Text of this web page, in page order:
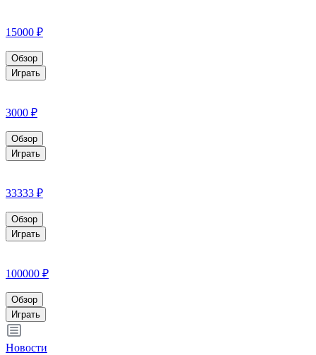
15000 ₽
Обзор
Играть
3000 ₽
Обзор
Играть
33333 ₽
Обзор
Играть
100000 ₽
Обзор
Играть
Новости